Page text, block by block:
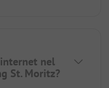
nel
St. Moritz?